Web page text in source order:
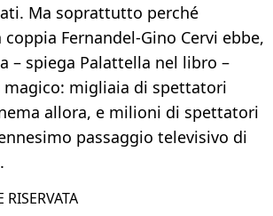
Ma soprattutto perché
coppia Fernandel-Gino Cervi ebbe,
– spiega Palattella nel libro –
magico: migliaia di spettatori
allora, e milioni di spettatori
passaggio televisivo di